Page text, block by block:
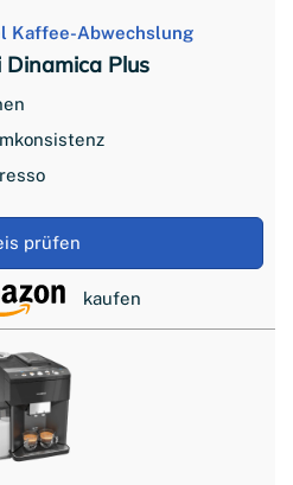
Kaffee-Abwechslung
Dinamica Plus
prüfen
kaufen